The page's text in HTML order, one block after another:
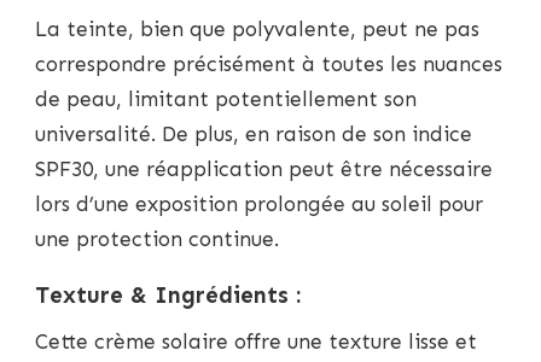
La teinte, bien que polyvalente, peut ne pas
correspondre précisément à toutes les nuances
de peau, limitant potentiellement son
universalité. De plus, en raison de son indice
SPF30, une réapplication peut être nécessaire
lors d’une exposition prolongée au soleil pour
une protection continue.
Texture & Ingrédients :
Cette crème solaire offre une texture lisse et